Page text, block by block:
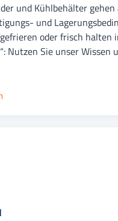
und Kühlbehälter
und
oder frisch halten
Nutzen Sie unser Wissen